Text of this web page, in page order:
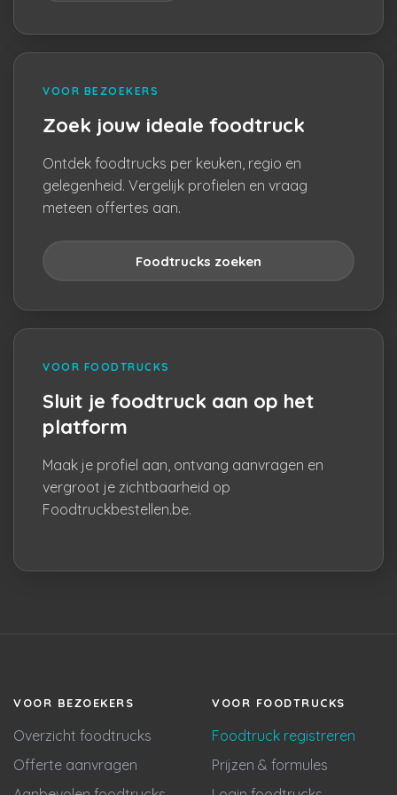
VOOR BEZOEKERS
Zoek jouw ideale foodtruck
Ontdek foodtrucks per keuken, regio en
gelegenheid. Vergelijk profielen en vraag
meteen offertes aan.
Foodtrucks zoeken
VOOR FOODTRUCKS
Sluit je foodtruck aan op het
platform
Maak je profiel aan, ontvang aanvragen en
vergroot je zichtbaarheid op
Foodtruckbestellen.be.
VOOR BEZOEKERS
Overzicht foodtrucks
Offerte aanvragen
VOOR FOODTRUCKS
Foodtruck registreren
Prijzen & formules